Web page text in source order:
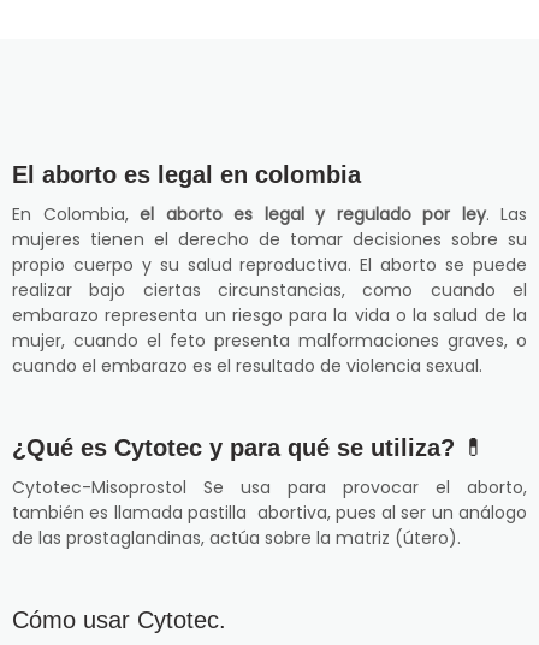
El aborto es legal en colombia
En Colombia, el aborto es legal y regulado por ley. Las
mujeres tienen el derecho de tomar decisiones sobre su
propio cuerpo y su salud reproductiva. El aborto se puede
realizar bajo ciertas circunstancias, como cuando el
embarazo representa un riesgo para la vida o la salud de la
mujer, cuando el feto presenta malformaciones graves, o
cuando el embarazo es el resultado de violencia sexual.
¿Qué es Cytotec y para qué se utiliza? 💊
Cytotec-Misoprostol Se usa para provocar el aborto,
también es llamada pastilla abortiva, pues al ser un análogo
de las prostaglandinas, actúa sobre la matriz (útero).
Cómo usar Cytotec.